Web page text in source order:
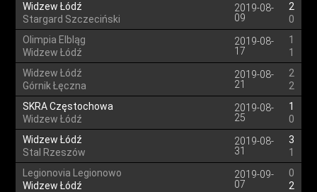
Widzew Łódź
Stargard Szczeciński
2019-08-
09
2
0
Olimpia Elbląg
Widzew Łódź
2019-08-
17
1
1
Widzew Łódź
Górnik Łęczna
2019-08-
21
2
2
SKRA Częstochowa
Widzew Łódź
2019-08-
25
1
0
Widzew Łódź
Stal Rzeszów
2019-08-
31
3
1
Legionovia Legionowo
Widzew Łódź
2019-09-
07
0
2